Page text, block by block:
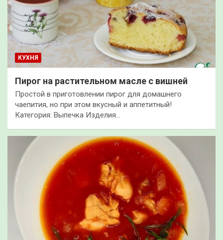
КУХНЯ
Пирог на растительном масле с вишней
Простой в приготовлении пирог для домашнего
чаепития, но при этом вкусный и аппетитный!
Категория: Выпечка Изделия…